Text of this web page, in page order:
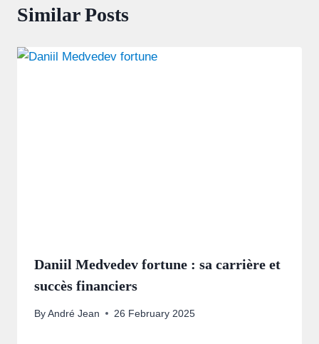
Similar Posts
Daniil Medvedev fortune : sa carrière et
succès financiers
By André Jean 26 February 2025